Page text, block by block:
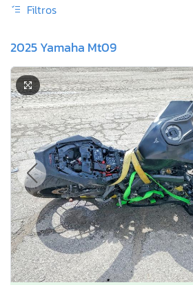
Filtros
2025 Yamaha Mt09